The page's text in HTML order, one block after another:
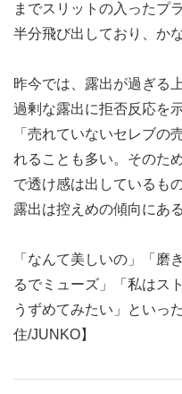
までスリットの入ったプ
半分飛び出しており、か
昨今では、露出が過ぎる
過剰な露出に拒否反応を
「売れていないセレブの
れることも多い。そのた
で透け感は出しているも
露出は控えめの傾向にあ
「なんて美しいの」「磨
るでミューズ」「私はス
うずめてみたい」といっ
住/JUNKO】